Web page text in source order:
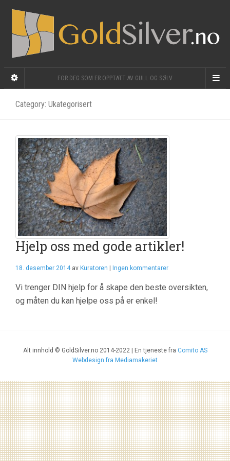
FOR DEG SOM ER OPPTATT AV GULL OG SØLV
Category: Ukategorisert
Hjelp oss med gode artikler!
18. desember 2014av Kuratoren Ingen kommentarer
Vi trenger DIN hjelp for å skape den beste oversikten,
og måten du kan hjelpe oss på er enkel!
Alt innhold © GoldSilver.no 2014-2022 | En tjeneste fra Comito AS
Webdesign fra Mediamakeriet